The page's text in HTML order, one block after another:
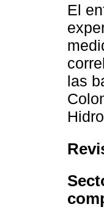
El
las